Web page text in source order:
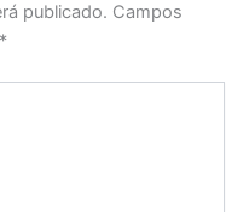
publicado. Campos
*